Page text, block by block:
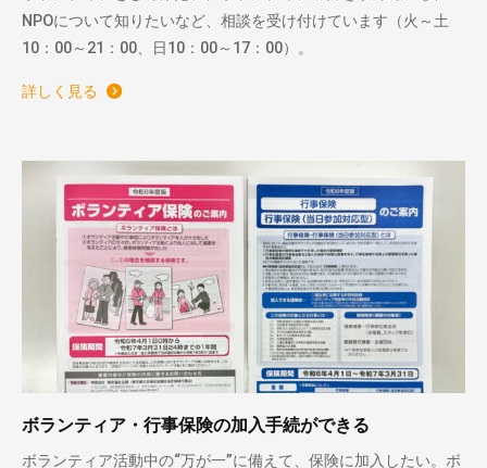
NPOについて知りたいなど、相談を受け付けています（火～土
10：00～21：00、日10：00～17：00）。
詳しく見る
ボランティア・行事保険の加入手続ができる
ボランティア活動中の“万が一”に備えて、保険に加入したい。ボ